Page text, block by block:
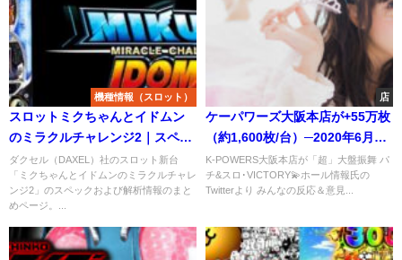
機種情報（スロット）
スロットミクちゃんとイドムン
のミラクルチャレンジ2｜スペッ
ク・解析情報
ダクセル（DAXEL）社のスロット新台
「ミクちゃんとイドムンのミラクルチャレ
ンジ2」のスペックおよび解析情報のまと
めページ。...
店
ケーパワーズ大阪本店が+55万枚
（約1,600枚/台）─2020年6月8
日の歴史的記録
K-POWERS大阪本店が「超」大盤振舞 パ
チ&スロ･VICTORY💫ホール情報氏の
Twitterより みんなの反応＆意見...